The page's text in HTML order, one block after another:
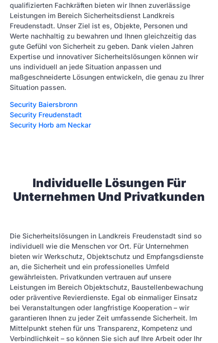
qualifizierten Fachkräften bieten wir Ihnen zuverlässige
Leistungen im Bereich Sicherheitsdienst Landkreis
Freudenstadt. Unser Ziel ist es, Objekte, Personen und
Werte nachhaltig zu bewahren und Ihnen gleichzeitig das
gute Gefühl von Sicherheit zu geben. Dank vielen Jahren
Expertise und innovativer Sicherheitslösungen können wir
uns individuell an jede Situation anpassen und
maßgeschneiderte Lösungen entwickeln, die genau zu Ihrer
Situation passen.
Security Baiersbronn
Security Freudenstadt
Security Horb am Neckar
Individuelle Lösungen Für
Unternehmen Und Privatkunden
Die Sicherheitslösungen in Landkreis Freudenstadt sind so
individuell wie die Menschen vor Ort. Für Unternehmen
bieten wir Werkschutz, Objektschutz und Empfangsdienste
an, die Sicherheit und ein professionelles Umfeld
gewährleisten. Privatkunden vertrauen auf unsere
Leistungen im Bereich Objektschutz, Baustellenbewachung
oder präventive Revierdienste. Egal ob einmaliger Einsatz
bei Veranstaltungen oder langfristige Kooperation – wir
garantieren Ihnen zu jeder Zeit umfassende Sicherheit. Im
Mittelpunkt stehen für uns Transparenz, Kompetenz und
Verbindlichkeit – so können Sie sich auf Ihre Arbeit oder Ihr